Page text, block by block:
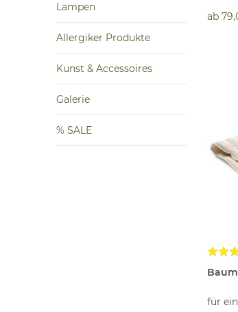
ab
für
Lampen
Allergiker Produkte
Kunst & Accessoires
Galerie
% SALE